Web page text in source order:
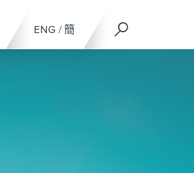
ENG / 簡